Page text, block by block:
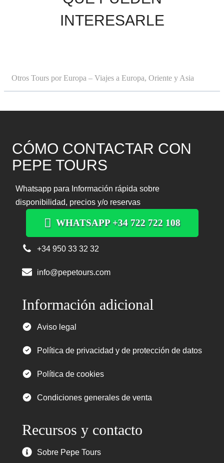
INTERESARLE
Otros Tours por Europa – Viajes a Europa, Oriente y Asia
CÓMO CONTACTAR CON
PEPE TOURS
Whatsapp para Información rápida sobre
disponibilidad, precios y/o reservas
WHATSAPP +34 722 722 108
+34 950 33 32 32
info@pepetours.com
Información adicional
Aviso legal
Política de privacidad y de protección de datos
Política de cookies
Condiciones generales de venta
Recursos y contacto
Sobre Pepe Tours